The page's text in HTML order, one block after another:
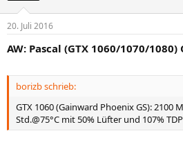
20. Juli 2016
AW: Pascal (GTX 1060/1070/
borizb schrieb:
GTX 1060 (Gainward Phoenix GS): 2100
Std.@75°C mit 50% Lüfter und 107%